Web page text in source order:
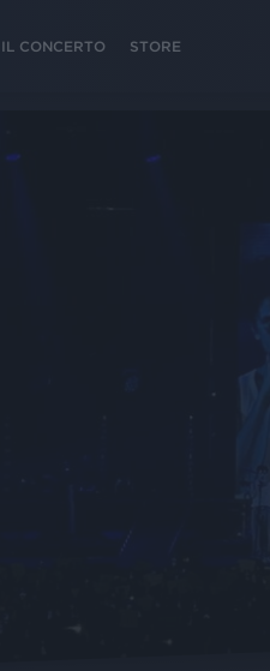
CONCERTO STORE